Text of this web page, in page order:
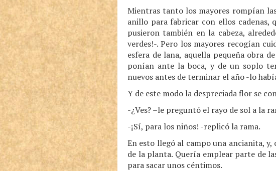
Mientras tanto los mayores rompían
anillo para fabricar con ellos
pusieron también en la cabeza,
verdes!-. Pero los mayores recogían
esfera de lana, aquella pequeña obra
ponían ante la boca, y de un soplo
nuevos antes de terminar el año -lo
Y de este modo la despreciada flor se
-¿Ves? –le preguntó el rayo de sol a la
-¡Sí, para los niños! -replicó la rama.
En esto llegó al campo una ancianita,
de la planta. Quería emplear parte de
para sacar unos céntimos.